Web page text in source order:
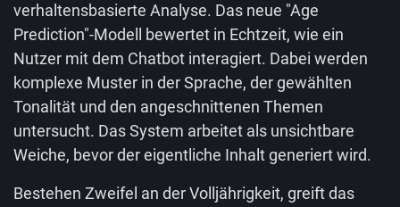
verhaltensbasierte Analyse. Das neue "Age
Prediction"-Modell bewertet in Echtzeit, wie ein
Nutzer mit dem Chatbot interagiert. Dabei werden
komplexe Muster in der Sprache, der gewählten
Tonalität und den angeschnittenen Themen
untersucht. Das System arbeitet als unsichtbare
Weiche, bevor der eigentliche Inhalt generiert wird.
Bestehen Zweifel an der Volljährigkeit, greift das